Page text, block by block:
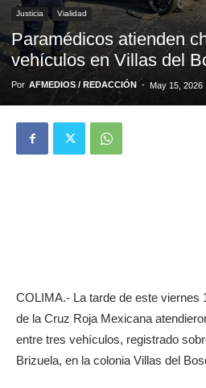
Justicia Vialidad
Paramédicos atienden
vehículos en Villas del
Por AFMEDIOS / REDACCIÓN - May 15, 2026
COLIMA.- La tarde de este viernes
de la Cruz Roja Mexicana
entre tres vehículos, registrado
Brizuela, en la colonia Villas del